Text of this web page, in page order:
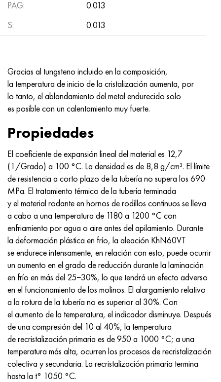
PAG:
0.013
S:
0.013
Gracias al tungsteno incluido en la composición,
la temperatura de inicio de la cristalización aumenta, por
lo tanto, el ablandamiento del metal endurecido solo
es posible con un calentamiento muy fuerte.
Propiedades
El coeficiente de expansión lineal del material es 12,7
(1/Grado) a 100 °C. La densidad es de 8,8 g/cm³. El límite
de resistencia a corto plazo de la tubería no supera los 690
MPa. El tratamiento térmico de la tubería terminada
y el material rodante en hornos de rodillos continuos se lleva
a cabo a una temperatura de 1180 a 1200 °C con
enfriamiento por agua o aire antes del apilamiento. Durante
la deformación plástica en frío, la aleación KhN60VT
se endurece intensamente, en relación con esto, puede ocurrir
un aumento en el grado de reducción durante la laminación
en frío en más del 25−30%, lo que tendrá un efecto adverso
en el funcionamiento de los molinos. El alargamiento relativo
a la rotura de la tubería no es superior al 30%. Con
el aumento de la temperatura, el indicador disminuye. Después
de una compresión del 10 al 40%, la temperatura
de recristalización primaria es de 950 a 1000 °C; a una
temperatura más alta, ocurren los procesos de recristalización
colectiva y secundaria. La recristalización primaria termina
hasta la t° 1050 °C.
MP159
multimetro n155
Nicrofer 6030
Nitronik 40
Nitronik 50
Nitrónico 60
Nitronik 75
Nimonic 80a
Nimónico 90
Nimónico 263
Haynes 25
Haynes 188
Haynes 230
Hastelloy b2
Hastelloy b3
56DGNH
68NKhVKTYu
80NM
80NMV-VI
80NHS
81HMA
Tipos de aleaciones de precisión
termobimetales
tubo de precisión
HN73MBTYu
XN70YU
XN75TBYu
XN77TYu
XN77TYUR
ХН78Т
HN80TBY
N65M, EP982
H70MFV
5B
TL5
TS-6
14 titanio
SP-17
40 titanio
1.4567 - AISI 304Cu
1.4570-aisi303Cu
1.4580 - AISI 316Cb
1.4597 - AISI 204Cu
Aleación 28 - 1.4563
Aleación 31 - 1.4562
Aleación 254smo® - 1.4547
Aleación 926 - 1.4529
AM-350 - ams 5548
AM-355 - ams 5547
Custom 450® - uns S45000
Ascoloy griego 418
Tubería resistente a la corrosión
15X16H2AM
18X11MNFB
20X12VNMF
20Х3FMI
21NKMT
37X12N8G8MFB
40X10X2M
40Х9С2
45Х14Н14В2М
50X14MF
65X13
90X18MF
95X18
30X, AISI 5130, 30h
30hgs, 30hgs
30hgsn2a, 30hgsna
30xn2ma, 30CrNiMo8
30хн3а, 31nicr14
34khn3ma, 36NiCrMo16, 35NiCrMo16
35hgs, 35hgs
35hgsa, 35hgsa
ac35g2, 36smnpb14, 1.0765
38x2n2ma, 34CrNiMo6, 40NiCrMo7
40hn2ma, 34CrNiMo4, 36hnm
38hs, 37hs
38XA, 37Cr4, AISI 5135
38HN3MFA, 35nicrmov12-5
40G, 40Mn4, AISI 1035